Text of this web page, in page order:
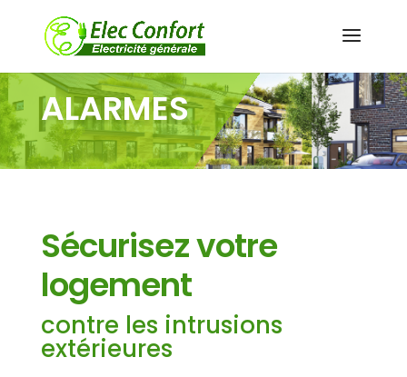
ALARMES
Sécurisez votre
logement
contre les intrusions
extérieures